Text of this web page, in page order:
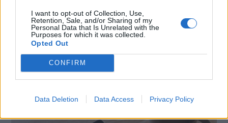
I want to opt-out of Collection, Use,
Retention, Sale, and/or Sharing of my
Personal Data that Is Unrelated with the
Purposes for which it was collected.
Opted Out
CONFIRM
Data Deletion Data Access Privacy Policy
X Mastodon Telegram
WhatsApp Stampa
LE MIGLIORI OFFERTE AMAZON